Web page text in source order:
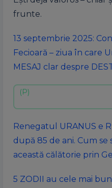
frunte.
13 septembrie 2025:
Fecioară – ziua în care
MESAJ clar despre
Renegatul URANUS e
după 85 de ani. Cum se
această călătorie prin
5 ZODII au cele mai